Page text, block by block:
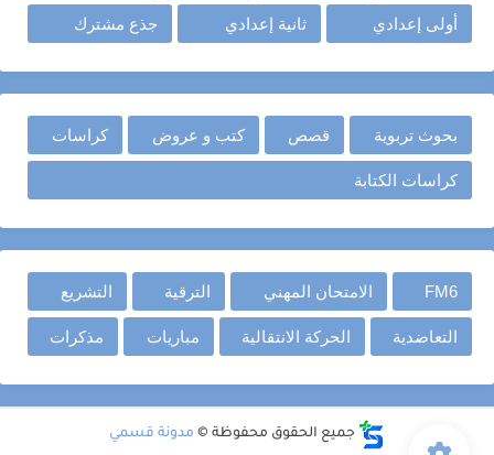
أولى إعدادي ثانية إعدادي جذع مشترك
بحوث تربوية قصص كتب و عروض كراسات
كراسات الكتابة
FM6 الامتحان المهني الترقية التشريع
التعاضدية الحركة الانتقالية مباريات مذكرات
جميع الحقوق محفوظة © مدونة قسمي